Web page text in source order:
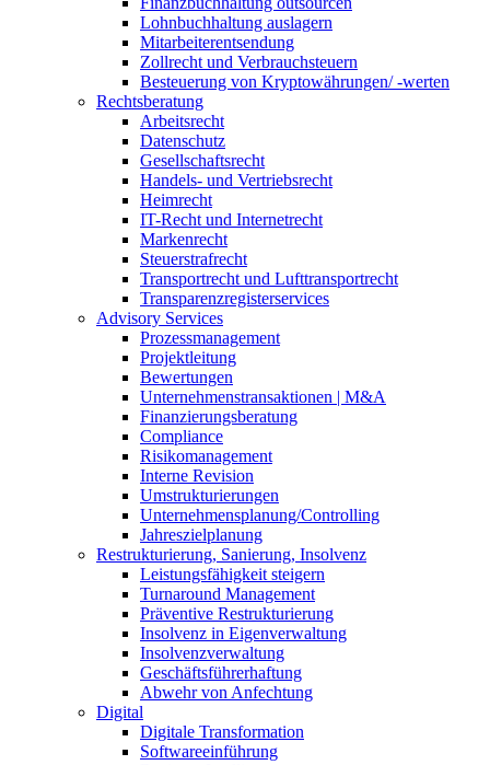
Lohnbuchhaltung auslagern
Mitarbeiterentsendung
Zollrecht und Verbrauchsteuern
Besteuerung von Kryptowährungen/ -werten
Rechtsberatung
Arbeitsrecht
Datenschutz
Gesellschaftsrecht
Handels- und Vertriebsrecht
Heimrecht
IT-Recht und Internetrecht
Markenrecht
Steuerstrafrecht
Transportrecht und Lufttransportrecht
Transparenzregisterservices
Advisory Services
Prozessmanagement
Projektleitung
Bewertungen
Unternehmenstransaktionen | M&A
Finanzierungsberatung
Compliance
Risikomanagement
Interne Revision
Umstrukturierungen
Unternehmensplanung/Controlling
Jahreszielplanung
Restrukturierung, Sanierung, Insolvenz
Leistungsfähigkeit steigern
Turnaround Management
Präventive Restrukturierung
Insolvenz in Eigenverwaltung
Insolvenzverwaltung
Geschäftsführerhaftung
Abwehr von Anfechtung
Digital
Digitale Transformation
Softwareeinführung